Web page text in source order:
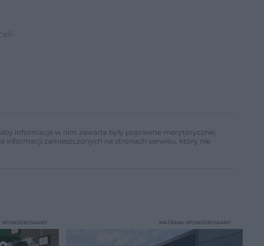
informacje w nim zawarte były poprawne merytorycznie,
informacji zamieszczonych na stronach serwisu, który nie
SPONSOROWANY MATERIAŁ SPONSOROWANY